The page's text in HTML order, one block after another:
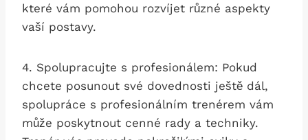
které vám pomohou rozvíjet různé aspekty
vaší postavy.
4. ⁢Spolupracujte ‍s ⁢profesionálem: Pokud
chcete ⁢posunout své dovednosti ještě dál,‍
spolupráce s ‍profesionálním‌ trenérem vám⁣
může poskytnout cenné ​rady a⁣ techniky.